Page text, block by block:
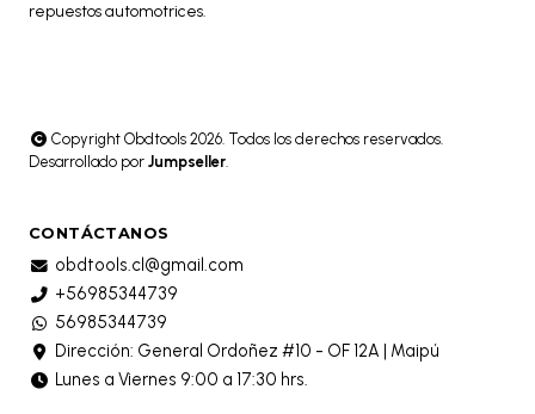
repuestos automotrices.
Copyright Obdtools 2026. Todos los derechos reservados.
Desarrollado por Jumpseller.
CONTÁCTANOS
obdtools.cl@gmail.com
+56985344739
56985344739
Dirección: General Ordoñez #10 - OF 12A | Maipú
Lunes a Viernes 9:00 a 17:30 hrs.